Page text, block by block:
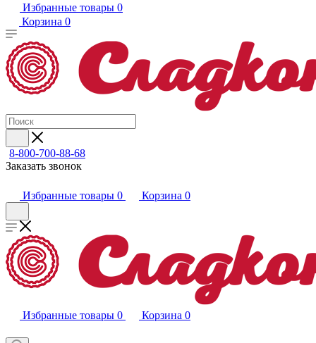
Избранные товары 0
Корзина 0
8-800-700-88-68
Заказать звонок
Избранные товары 0 Корзина 0
Избранные товары 0 Корзина 0